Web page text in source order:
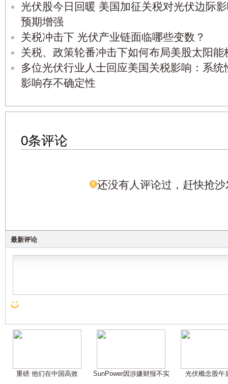
光伏股今日回暖 美国加征关税对光伏边际
预期增强
关税冲击下 光伏产业链面临哪些变数？
关税、政策轮番冲击下如何布局美股太阳
多位光伏行业人士回应美国关税影响：系
影响存不确定性
0条评论
还没有人评论过，赶快抢沙
最新评论
重磅 他们在中国高效 SunPower因涉嫌财报不实 光伏概念股午